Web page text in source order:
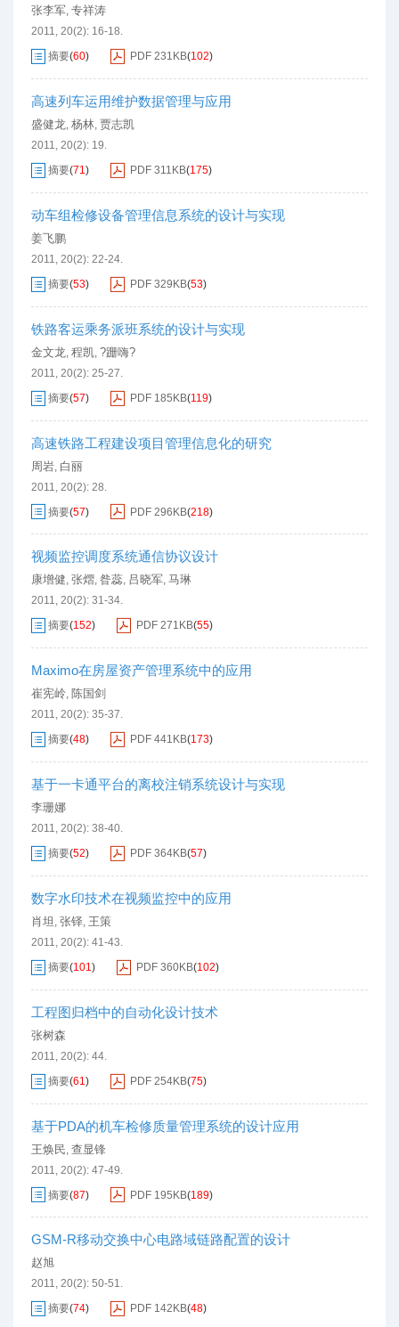
张李军, 专祥涛
2011, 20(2): 16-18.
摘要(60) PDF 231KB(102)
高速列车运用维护数据管理与应用
盛健龙, 杨林, 贾志凯
2011, 20(2): 19.
摘要(71) PDF 311KB(175)
动车组检修设备管理信息系统的设计与实现
姜飞鹏
2011, 20(2): 22-24.
摘要(53) PDF 329KB(53)
铁路客运乘务派班系统的设计与实现
金文龙 程凯 ?跚嗨?
2011, 20(2): 25-27.
摘要(57) PDF 185KB(119)
高速铁路工程建设项目管理信息化的研究
周岩 白丽
2011, 20(2): 28.
摘要(57) PDF 296KB(218)
视频监控调度系统通信协议设计
康增健, 张熠, 昝蕊, 吕晓军, 马琳
2011, 20(2): 31-34.
摘要(152) PDF 271KB(55)
Maximo在房屋资产管理系统中的应用
崔宪岭, 陈国剑
2011, 20(2): 35-37.
摘要(48) PDF 441KB(173)
基于一卡通平台的离校注销系统设计与实现
李珊娜
2011, 20(2): 38-40.
摘要(52) PDF 364KB(57)
数字水印技术在视频监控中的应用
肖坦 , 张铎, 王策
2011, 20(2): 41-43.
摘要(101) PDF 360KB(102)
工程图归档中的自动化设计技术
张树森
2011, 20(2): 44.
摘要(61 ) PDF 254KB(75)
基于PDA的机车检修质量管理系统的设计应用
王焕民 查显锋
2011, 20(2): 47-49.
摘要(87) PDF 195KB(189)
GSM-R移动交换中心电路域链路配置的设计
赵旭
2011, 20(2): 50-51.
摘要(74) PDF 142KB(48)